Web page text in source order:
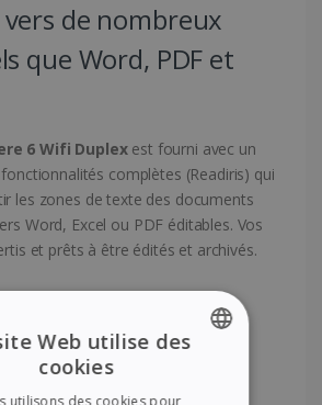
de nombreux
que Word, PDF et
6 Wifi Duplexest fourni avec un
complètes (Readiris) qui
les zones de texte des documents
Word, Excel ou PDF éditables. Vos
et prêts à être édités et archivés.
moment et
!
Web utilise des
cookies
utilisons des cookies pour